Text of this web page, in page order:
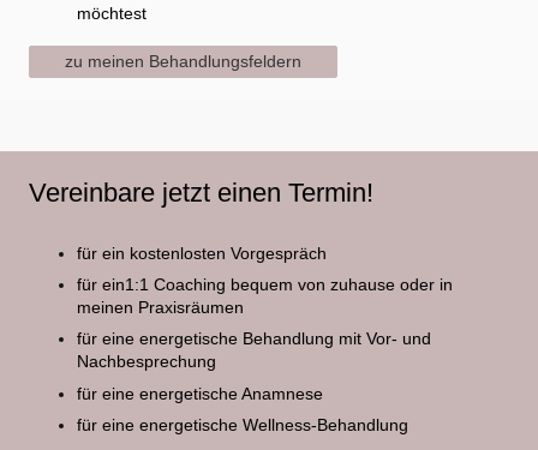
möchtest
zu meinen Behandlungsfeldern
Vereinbare jetzt einen Termin!
für ein kostenlosten Vorgespräch
für ein1:1 Coaching bequem von zuhause oder in
meinen Praxisräumen
für eine energetische Behandlung mit Vor- und
Nachbesprechung
für eine energetische Anamnese
für eine energetische Wellness-Behandlung